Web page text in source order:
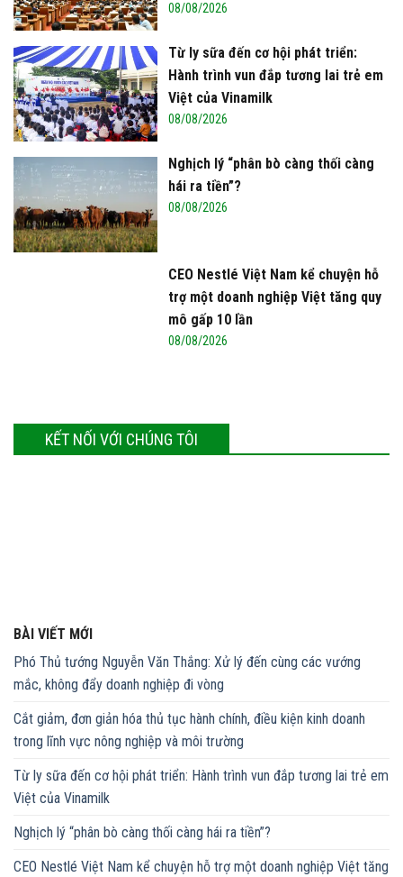
08/08/2026
Từ ly sữa đến cơ hội phát triển:
Hành trình vun đắp tương lai trẻ em
Việt của Vinamilk
08/08/2026
Nghịch lý “phân bò càng thối càng
hái ra tiền”?
08/08/2026
CEO Nestlé Việt Nam kể chuyện hỗ
trợ một doanh nghiệp Việt tăng quy
mô gấp 10 lần
08/08/2026
KẾT NỐI VỚI CHÚNG TÔI
BÀI VIẾT MỚI
Phó Thủ tướng Nguyễn Văn Thắng: Xử lý đến cùng các vướng
mắc, không đẩy doanh nghiệp đi vòng
Cắt giảm, đơn giản hóa thủ tục hành chính, điều kiện kinh doanh
trong lĩnh vực nông nghiệp và môi trường
Từ ly sữa đến cơ hội phát triển: Hành trình vun đắp tương lai trẻ em
Việt của Vinamilk
Nghịch lý “phân bò càng thối càng hái ra tiền”?
CEO Nestlé Việt Nam kể chuyện hỗ trợ một doanh nghiệp Việt tăng